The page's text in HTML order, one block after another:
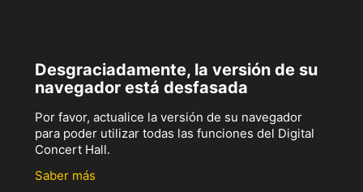
Desgraciadamente, la versión de su
navegador está desfasada
Por favor, actualice la versión de su navegador
para poder utilizar todas las funciones del Digital
Concert Hall.
Saber más